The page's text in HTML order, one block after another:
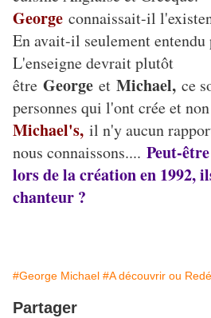
George connaissait-il
En avait-il seulement entendu
L'enseigne devrait plutôt
être George et Michael, ce
personnes qui l'ont crée et non
Michael's, il n'y aucun
nous connaissons.... Peut-
lors de la création en 1992,
chanteur ?
#George Michael #A découvrir ou
Partager